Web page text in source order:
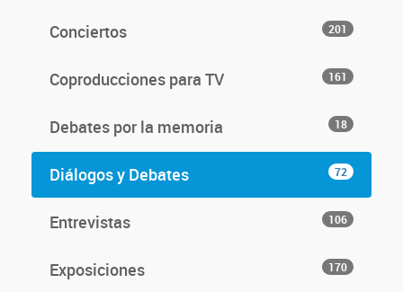
Conciertos 201
Coproducciones para TV 161
Debates por la memoria 18
Diálogos y Debates 72
Entrevistas 106
Exposiciones 170